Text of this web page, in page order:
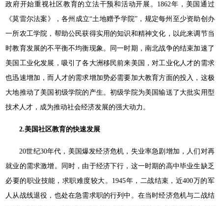
政府开始重视社区教育的立法干预和活动开展。1862年，美国通过
《莫雷尔法案》，各州成立“土地赠予学院”，规定每州至少资助创办
一所农工学院，帮助公民获得实用的知识和精神文化，以此来调节当
时教育发展的不平衡不均衡现象。同一时期，南北战争的结束加速了
美国工业化发展，吸引了各大洲移民前来美国，对工业化人才的需求
也迅速增加，而人才的需求增加势必需要加大教育方面的投入，这极
大地推动了美国初级学院的产生。初级学院为美国输送了大批实用型
技术人才，成为推动社会经济发展的强大动力。
2.美国社区教育的快速发展
20世纪30年代，美国爆发经济危机，失业率急剧增加，人们对再
就业的需求激增。同时，由于经济下行，这一时期的高中毕业生缺乏
必要的职业技能，求职难度较大。1945年，二战结束，近400万的军
人从战线退役，也处在急需求职的行列中。在当时经济危机与二战结